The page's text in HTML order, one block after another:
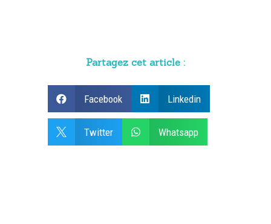
Partagez cet article :
 Facebook  Linkedin
 Twitter  Whatsapp